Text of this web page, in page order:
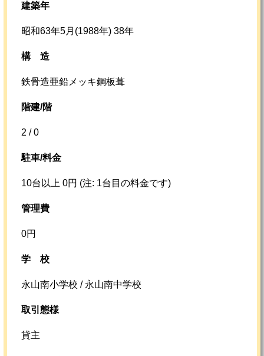
建築年
昭和63年5月(1988年) 38年
構 造
鉄骨造亜鉛メッキ鋼板葺
階建/階
2 / 0
駐車/料金
10台以上 0円 (注: 1台目の料金です)
管理費
0円
学校
永山南小学校 / 永山南中学校
取引態様
貸主